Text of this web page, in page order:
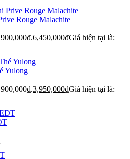
Rouge Malachite
6,450,000₫Giá hiện tại là:
Yulong
3,950,000₫Giá hiện tại là: